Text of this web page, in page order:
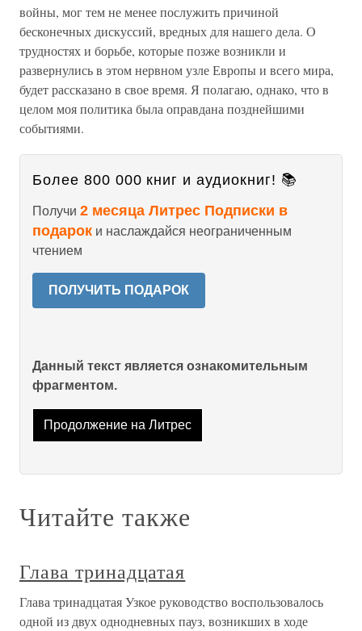
войны, мог тем не менее послужить причиной
бесконечных дискуссий, вредных для нашего дела. О
трудностях и борьбе, которые позже возникли и
развернулись в этом нервном узле Европы и всего мира,
будет рассказано в свое время. Я полагаю, однако, что в
целом моя политика была оправдана позднейшими
событиями.
Более 800 000 книг и аудиокниг! 📚
Получи 2 месяца Литрес Подписки в
подарок и наслаждайся неограниченным
чтением
ПОЛУЧИТЬ ПОДАРОК
Данный текст является ознакомительным
фрагментом.
Продолжение на Литрес
Читайте также
Глава тринадцатая
Глава тринадцатая Узкое руководство воспользовалось
одной из двух однодневных пауз, возникших в ходе